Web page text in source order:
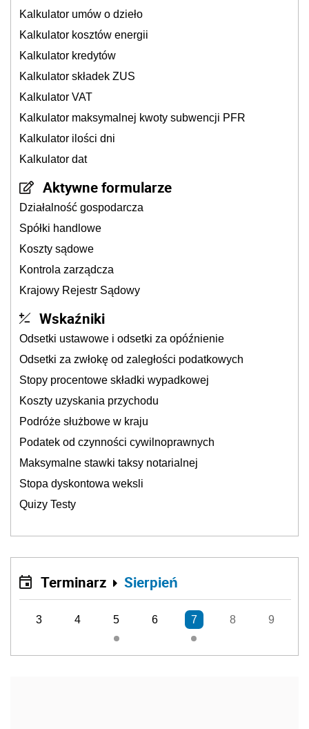
Kalkulator umów o dzieło
Kalkulator kosztów energii
Kalkulator kredytów
Kalkulator składek ZUS
Kalkulator VAT
Kalkulator maksymalnej kwoty subwencji PFR
Kalkulator ilości dni
Kalkulator dat
Aktywne formularze
Działalność gospodarcza
Spółki handlowe
Koszty sądowe
Kontrola zarządcza
Krajowy Rejestr Sądowy
Wskaźniki
Odsetki ustawowe i odsetki za opóźnienie
Odsetki za zwłokę od zaległości podatkowych
Stopy procentowe składki wypadkowej
Koszty uzyskania przychodu
Podróże służbowe w kraju
Podatek od czynności cywilnoprawnych
Maksymalne stawki taksy notarialnej
Stopa dyskontowa weksli
Quizy Testy
Terminarz Sierpień
3 4 5 6 7 8 9